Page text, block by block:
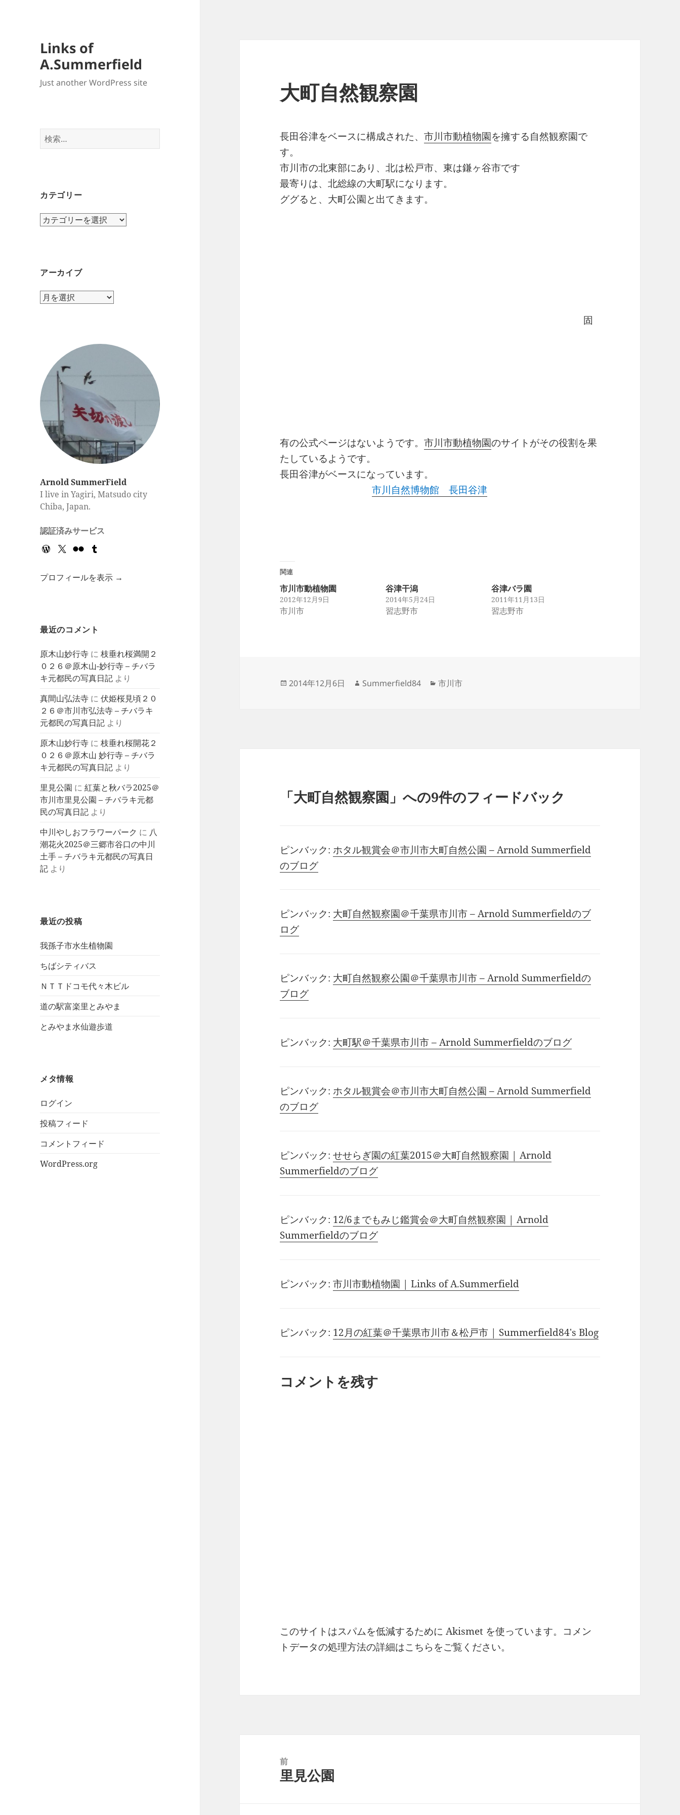
Links of
A.Summerfield
Just another WordPress site
検
索:
カテゴリー
カ
ー
アーカイブ
ア
Arnold SummerField
I live in Yagiri, Matsudo city
Chiba, Japan.
認証済みサービス
プロフィールを表示 →
最近のコメント
原木山妙行寺 に枝垂れ桜満開２
０２６＠原木山-妙行寺 – チバラ
キ元都民の写真日記 より
真間山弘法寺 に伏姫桜見頃２０
２６＠市川市弘法寺 – チバラキ
元都民の写真日記 より
原木山妙行寺 に枝垂れ桜開花２
０２６＠原木山 妙行寺 – チバラ
キ元都民の写真日記 より
里見公園 に紅葉と秋バラ2025＠
市川市里見公園 – チバラキ元都
民の写真日記 より
中川やしおフラワーパーク に 八
潮花火2025＠三郷市谷口の中川
土手 – チバラキ元都民の写真日
記 より
最近の投稿
我孫子市水生植物園
ちばシティバス
ＮＴＴドコモ代々木ビル
道の駅富楽里とみやま
とみやま水仙遊歩道
メタ情報
ログイン
投稿フィード
コメントフィード
WordPress.org
大町自然観察園
長田谷津をベースに構成された、市川市動植物園を擁する自然観察園で
す。
市川市の北東部にあり、北は松戸市、東は鎌ヶ谷市です
最寄りは、北総線の大町駅になります。
ググると、大町公園と出てきます。
固
有の公式ページはないようです。市川市動植物園のサイトがその役割を果
たしているようです。
長田谷津がベースになっています。
市川自然博物館 長田谷津
関連
市川市動植物園
2012年12月9日
市川市
谷津干潟
2014年5月24日
習志野市
谷津バラ園
2011年11月13日
習志野市
投
2014年12月6日
作
Summerfield84
カ
市川市
「大町自然観察園」への9件のフィードバック
ピンバック: ホタル観賞会＠市川市大町自然公園 – Arnold Summerfield
のブログ
ピンバック: 大町自然観察園＠千葉県市川市 – Arnold Summerfieldのブ
ログ
ピンバック: 大町自然観察公園＠千葉県市川市 – Arnold Summerfieldの
ブログ
ピンバック: 大町駅＠千葉県市川市 – Arnold Summerfieldのブログ
ピンバック: ホタル観賞会＠市川市大町自然公園 – Arnold Summerfield
のブログ
ピンバック:せせらぎ園の紅葉2015＠大町自然観察園 | Arnold
Summerfieldのブログ
ピンバック: 12/6までもみじ鑑賞会＠大町自然観察園 | Arnold
Summerfieldのブログ
ピンバック:市川市動植物園 | Links of A.Summerfield
ピンバック: 12月の紅葉＠千葉県市川市＆松戸市 | Summerfield84's Blog
コメントを残す
このサイトはスパムを低減するために Akismet を使っています。
コメン
トデータの処理方法の詳細はこちらをご覧ください。
前
前
里見公園